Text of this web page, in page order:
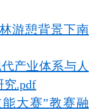
游憩背景下南
产业体系与人
究.pdf
能大赛”教赛融